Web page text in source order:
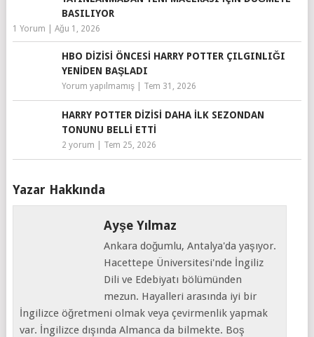
BASILIYOR
1 Yorum Ağu 1, 2026
HBO DIZISI ÖNCESI HARRY POTTER ÇILGINLIĞI
YENIDEN BAŞLADI
Yorum yapılmamış| Tem 31, 2026
HARRY POTTER DIZISI DAHA İLK SEZONDAN
TONUNU BELLI ETTI
2 yorum Tem 25, 2026
Yazar Hakkında
Ayşe Yılmaz
Ankara doğumlu, Antalya'da yaşıyor.
Hacettepe Üniversitesi'nde İngiliz
Dili ve Edebiyatı bölümünden
mezun. Hayalleri arasında iyi bir
İngilizce öğretmeni olmak veya çevirmenlik yapmak
var. İngilizce dışında Almanca da bilmekte. Boş